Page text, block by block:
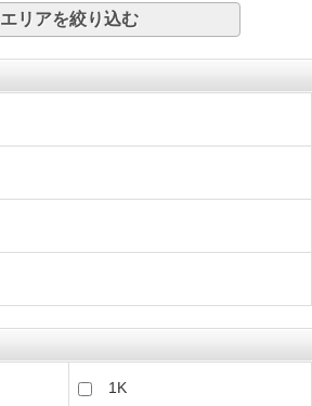
エリアを絞り込む
1K